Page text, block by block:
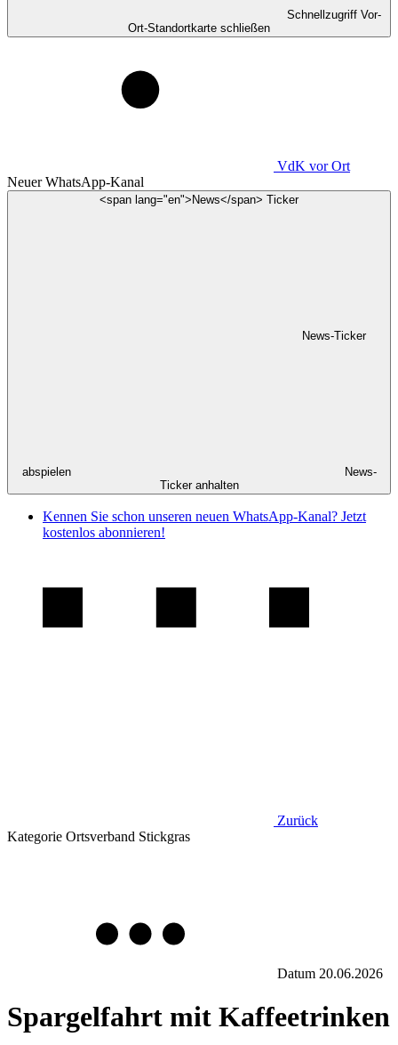
Schnellzugriff Vor-
Ort-Standortkarte schließen
VdK vor Ort
Neuer WhatsApp-Kanal
<span lang="en">News</span> Ticker
News-Ticker
abspielen
News-
Ticker anhalten
Kennen Sie schon unseren neuen WhatsApp-Kanal? Jetzt
kostenlos abonnieren!
Zurück
Kategorie Ortsverband Stickgras
Datum 20.06.2026
Spargelfahrt mit Kaffeetrinken